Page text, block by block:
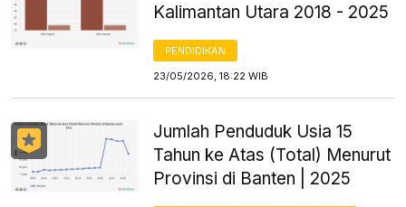
Kalimantan Utara 2018 - 2025
PENDIDIKAN
23/05/2026, 18:22 WIB
Jumlah Penduduk Usia 15
Tahun ke Atas (Total) Menurut
Provinsi di Banten | 2025